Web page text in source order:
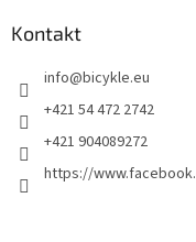
Kontakt
info@bicykle.eu
+421 54 472 2742
+421 904089272
https://